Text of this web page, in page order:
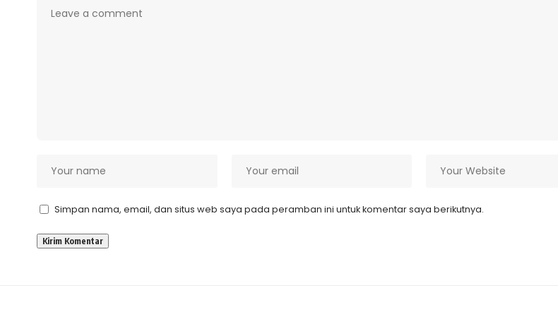
Simpan nama, email, dan situs web saya pada peramban ini untuk komentar saya berikutnya.